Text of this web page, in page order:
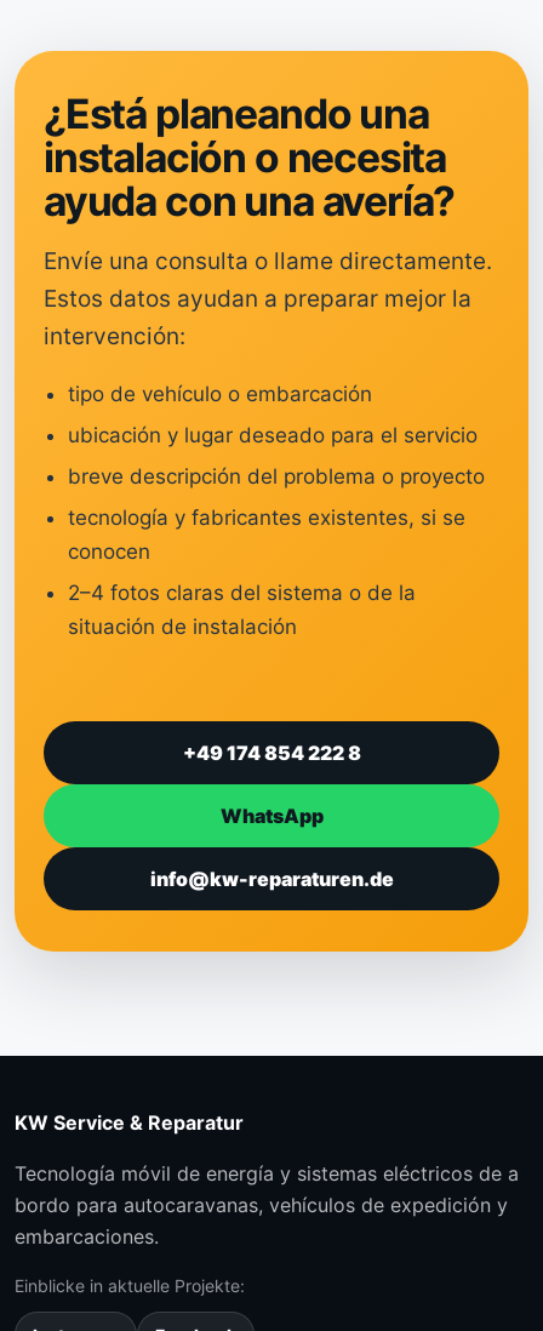
¿Está planeando una
instalación o necesita
ayuda con una avería?
Envíe una consulta o llame directamente.
Estos datos ayudan a preparar mejor la
intervención:
tipo de vehículo o embarcación
ubicación y lugar deseado para el servicio
breve descripción del problema o proyecto
tecnología y fabricantes existentes, si se
conocen
2–4 fotos claras del sistema o de la
situación de instalación
+49 174 854 222 8
WhatsApp
info@kw-reparaturen.de
KW Service & Reparatur
Tecnología móvil de energía y sistemas eléctricos de a
bordo para autocaravanas, vehículos de expedición y
embarcaciones.
Einblicke in aktuelle Projekte: